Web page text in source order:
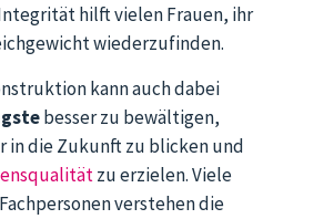
hilft vielen Frauen, ihr
wiederzufinden.
kann auch dabei
besser zu bewältigen,
in die Zukunft zu blicken und
zu erzielen. Viele
verstehen die